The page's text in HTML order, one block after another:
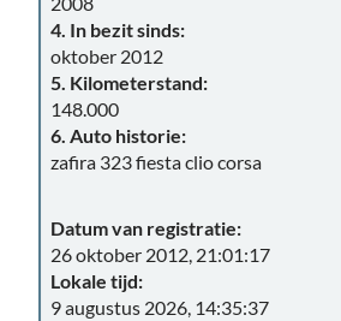
4. In bezit sinds:
oktober 2012
5. Kilometerstand:
148.000
6. Auto historie:
zafira 323 fiesta clio corsa
Datum van registratie:
26 oktober 2012, 21:01:17
Lokale tijd:
9 augustus 2026, 14:35:37